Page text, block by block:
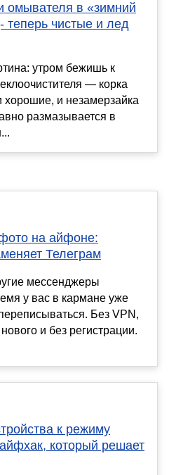
омывателя в «зимний
теперь чистые и лед
утром бежишь к
— корка
хорошие, и незамерзайка
размазывается в
на айфоне:
Телеграм
мессенджеры
у вас в кармане уже
Без VPN,
и без регистрации.
к режиму
который решает